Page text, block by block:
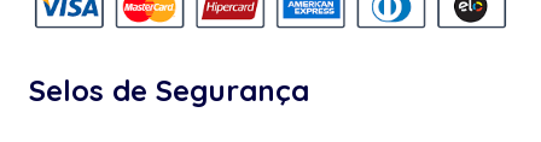
Selos de Segurança